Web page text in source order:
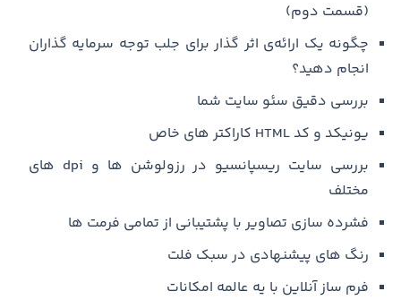
(قسمت دوم)
چگونه یک ارائه‌ی اثر گذار برای جلب توجه سرمایه گذاران
انجام دهید؟
بررسی دقیق سئو سایت شما
یونیکد و کد HTML کاراکتر های خاص
بررسی سایت ریسپانسیو در رزولوشن ها و dpi های
مختلف
فشرده سازی تصاویر با پشتیبانی از تمامی فرمت ها
رنگ های پیشنهادی در سبک فلت
فرم ساز آنلاین با یه عالمه امکانات